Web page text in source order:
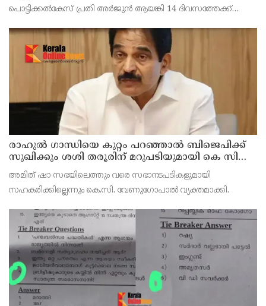
പൊട്ടിക്കൽകേസ് പ്രതി അര്‍ജുന്‍ ആയങ്കി 14 ദിവസത്തേക്ക്
മജിസ്‌ട്രേറ്റാണ് റിമാൻഡ് ചെയ്തത് പ്രതിയെ തലശേരി സബ്
ജയില
രാഹുല്‍ ഗാന്ധിയെ കുറ്റം പറഞ്ഞാല്‍ ബിജെപിക്ക്
സുഖിക്കും ശശി തരൂരിന് മറുപടിയുമായി കെ സി
വേണുഗോപാല്‍
അമിത് ഷാ സഭയിലെത്തും വരെ സഭാനടപടികളുമായി
സഹകരിക്കില്ലെന്നും കെ.സി. വേണുഗോപാല്‍ വ്യക്തമാക്കി.